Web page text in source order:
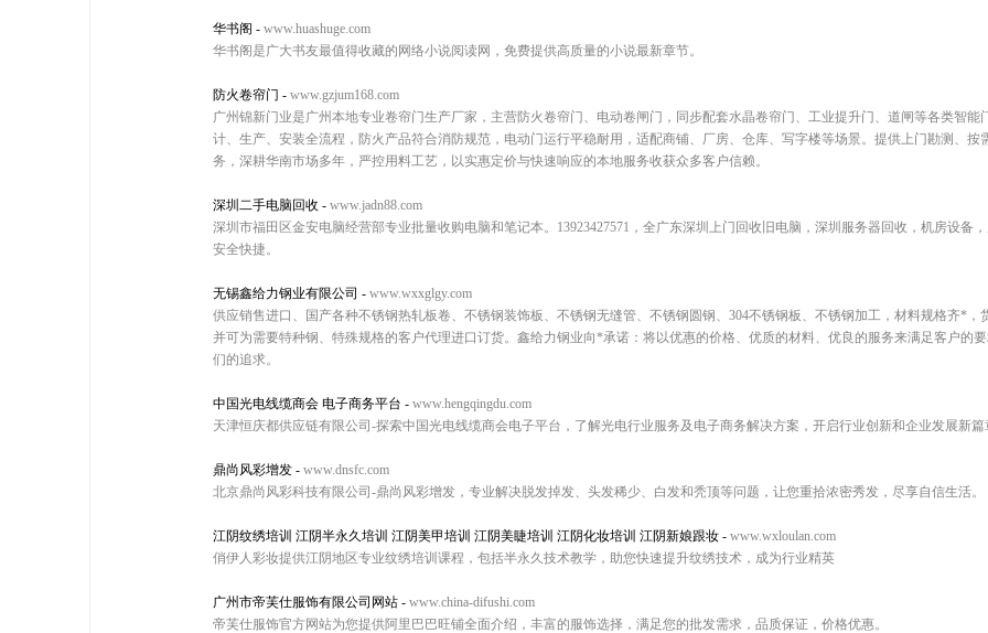
华书阁 - www.huashuge.com
华书阁是广大书友最值得收藏的网络小说阅读网，免费提供高质量的小说最新章节。
防火卷帘门 - www.gzjum168.com
广州锦新门业是广州本地专业卷帘门生产厂家，主营防火卷帘门、电动卷闸门，同步配套水晶卷帘门、工业提升门、道闸等各类智能
计、生产、安装全流程，防火产品符合消防规范，电动门运行平稳耐用，适配商铺、厂房、仓库、写字楼等场景。提供上门勘测、按
务，深耕华南市场多年，严控用料工艺，以实惠定价与快速响应的本地服务收获众多客户信赖。
深圳二手电脑回收 - www.jadn88.com
深圳市福田区金安电脑经营部专业批量收购电脑和笔记本。13923427571，全广东深圳上门回收旧电脑，深圳服务器回收，机房设备
安全快捷。
无锡鑫给力钢业有限公司 - www.wxxglgy.com
供应销售进口、国产各种不锈钢热轧板卷、不锈钢装饰板、不锈钢无缝管、不锈钢圆钢、304不锈钢板、不锈钢加工，材料规格齐*，
并可为需要特种钢、特殊规格的客户代理进口订货。鑫给力钢业向*承诺：将以优惠的价格、优质的材料、优良的服务来满足客户的
们的追求。
中国光电线缆商会 电子商务平台 - www.hengqingdu.com
天津恒庆都供应链有限公司-探索中国光电线缆商会电子平台，了解光电行业服务及电子商务解决方案，开启行业创新和企业发展新篇
鼎尚风彩增发 - www.dnsfc.com
北京鼎尚风彩科技有限公司-鼎尚风彩增发，专业解决脱发掉发、头发稀少、白发和秃顶等问题，让您重拾浓密秀发，尽享自信生活。
江阴纹绣培训 江阴半永久培训 江阴美甲培训 江阴美睫培训 江阴化妆培训 江阴新娘跟妆 - www.wxloulan.com
俏伊人彩妆提供江阴地区专业纹绣培训课程，包括半永久技术教学，助您快速提升纹绣技术，成为行业精英
广州市帝芙仕服饰有限公司网站 - www.china-difushi.com
帝芙仕服饰官方网站为您提供阿里巴巴旺铺全面介绍，丰富的服饰选择，满足您的批发需求，品质保证，价格优惠。